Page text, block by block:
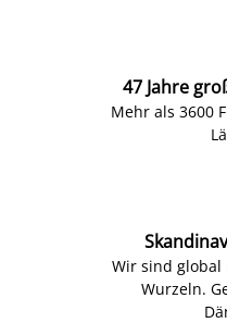
47 Jahre
Mehr als 3600
Wir sind global
Wurzeln.